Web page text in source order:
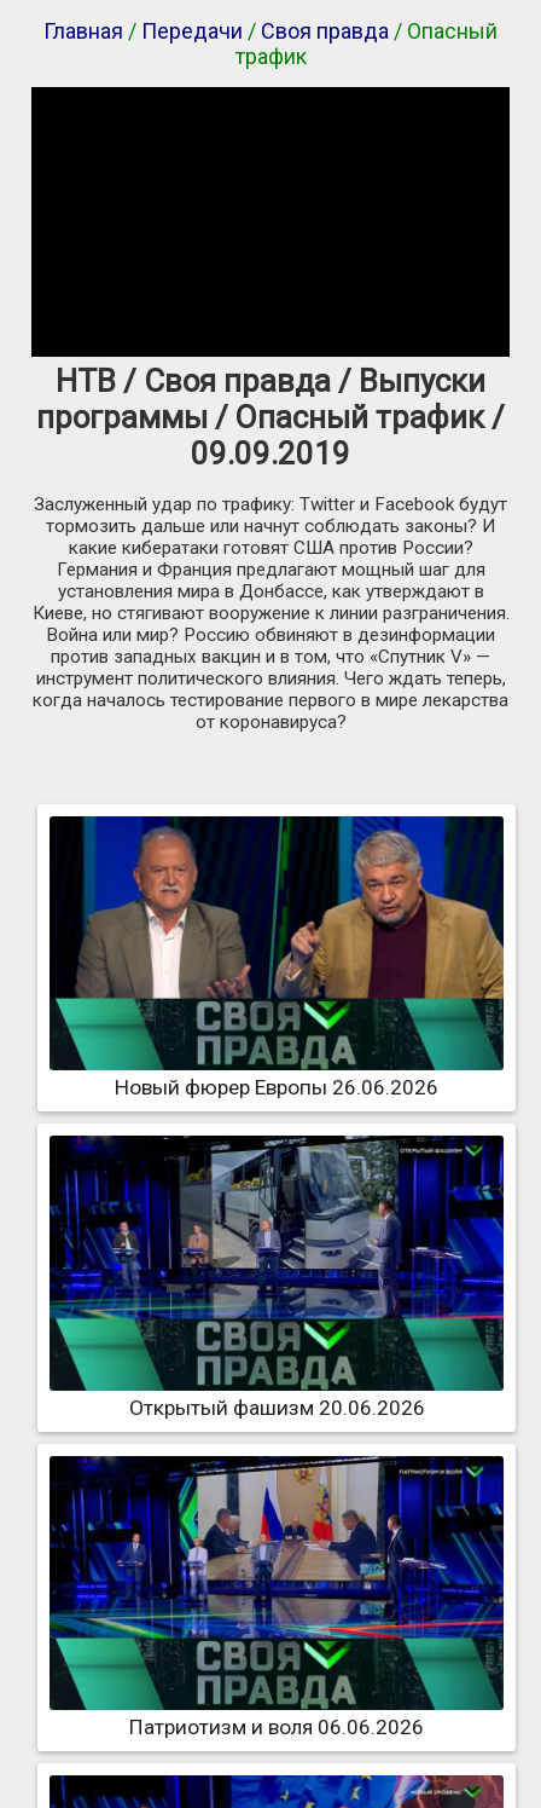
Главная / Передачи / Своя правда / Опасный
трафик
НТВ / Своя правда / Выпуски
программы / Опасный трафик /
09.09.2019
Заслуженный удар по трафику: Twitter и Facebook будут
тормозить дальше или начнут соблюдать законы? И
какие кибератаки готовят США против России?
Германия и Франция предлагают мощный шаг для
установления мира в Донбассе, как утверждают в
Киеве, но стягивают вооружение к линии разграничения.
Война или мир? Россию обвиняют в дезинформации
против западных вакцин и в том, что «Спутник V» —
инструмент политического влияния. Чего ждать теперь,
когда началось тестирование первого в мире лекарства
от коронавируса?
Новый фюрер Европы 26.06.2026
Открытый фашизм 20.06.2026
Патриотизм и воля 06.06.2026